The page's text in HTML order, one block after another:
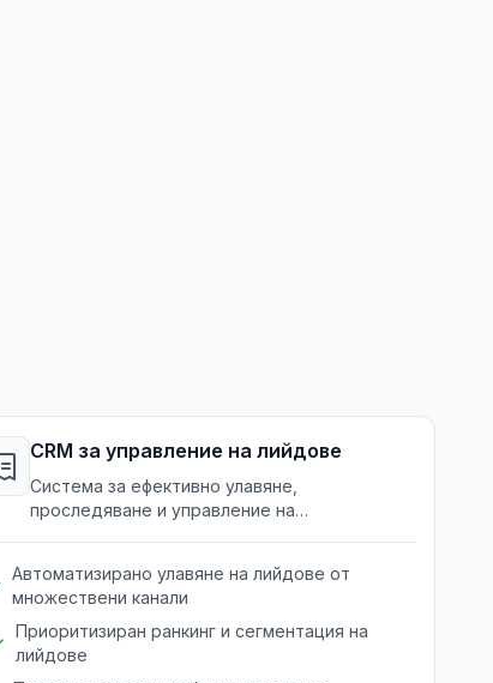
CRM за управление на лийдове
Система за ефективно улавяне,
проследяване и управление на
Автоматизирано улавяне на лийдове от
множествени канали
Приоритизиран ранкинг и сегментация на
лийдове